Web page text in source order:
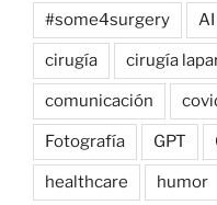
#some4surgery AI
cirugía cirugía
comunicación
Fotografía GPT
healthcare humor